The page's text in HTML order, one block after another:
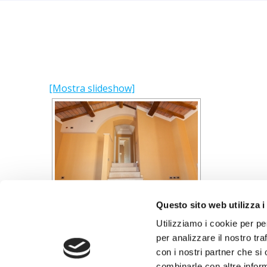
Questo sito web utilizza i
Utilizziamo i cookie per
per analizzare il nostro
con i nostri partner che si
[Mostra slideshow]